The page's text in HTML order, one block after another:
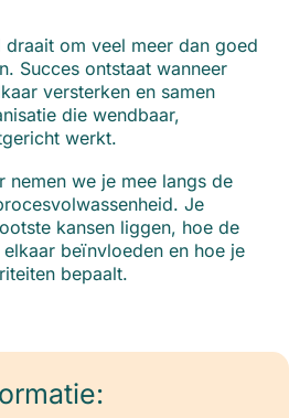
draait om veel meer dan goed
Succes ontstaat wanneer
versterken en samen
die wendbaar,
werkt.
nemen we je mee langs de
Je
kansen liggen, hoe de
elkaar beïnvloeden en hoe je
bepaalt.